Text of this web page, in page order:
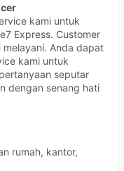
kami untuk
Express. Customer
Anda dapat
kami untuk
seputar
dengan senang hati
rumah, kantor,